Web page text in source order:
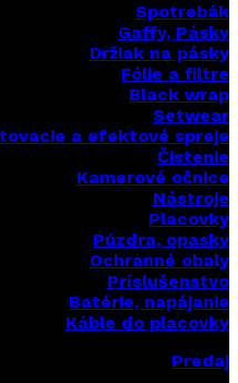
Spotrebák
Gaffy, Pásky
Držiak na pásky
Fólie a filtre
Black wrap
Setwear
a efektové spreje
Čistenie
Kamerové očnice
Nástroje
Placovky
Púzdra, opasky
Ochranné obaly
Príslušenstvo
Batérie, napájanie
Káble do placovky
Predaj